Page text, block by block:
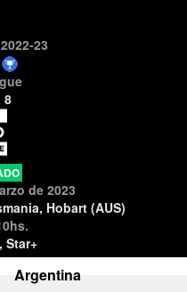
23
8
de 2023
Hobart (AUS)
Star+
Argentina